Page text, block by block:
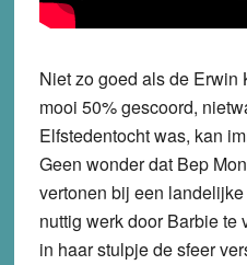
Niet zo goed als de Erwin
mooi 50% gescoord,
Elfstedentocht was, kan
Geen wonder dat Bep
vertonen bij een
nuttig werk door Barbie
in haar stulpje de sfeer